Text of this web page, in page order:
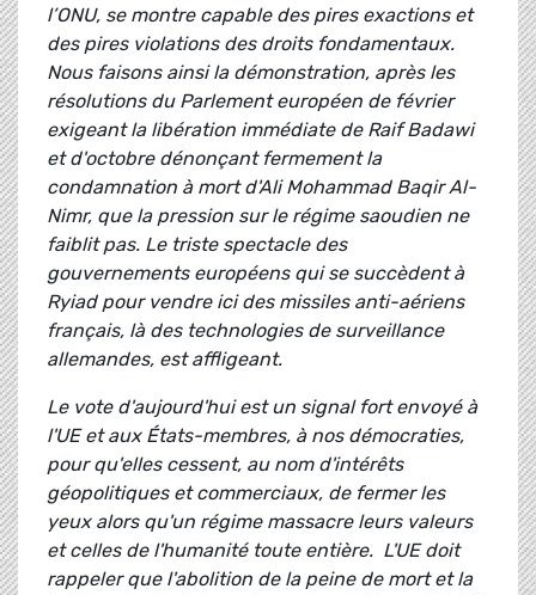
l’ONU, se montre capable des pires exactions et
des pires violations des droits fondamentaux.
Nous faisons ainsi la démonstration, après les
résolutions du Parlement européen de février
exigeant la libération immédiate de Raif Badawi
et d'octobre dénonçant fermement la
condamnation à mort d'Ali Mohammad Baqir Al-
Nimr, que la pression sur le régime saoudien ne
faiblit pas. Le triste spectacle des
gouvernements européens qui se succèdent à
Ryiad pour vendre ici des missiles anti-aériens
français, là des technologies de surveillance
allemandes, est affligeant.
Le vote d'aujourd'hui est un signal fort envoyé à
l'UE et aux États-membres, à nos démocraties,
pour qu'elles cessent, au nom d'intérêts
géopolitiques et commerciaux, de fermer les
yeux alors qu'un régime massacre leurs valeurs
et celles de l'humanité toute entière. L'UE doit
rappeler que l'abolition de la peine de mort et la